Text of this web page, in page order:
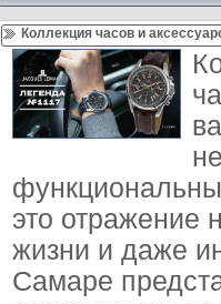
Коллекция часов и
это отражение
жизни и даже
Самаре